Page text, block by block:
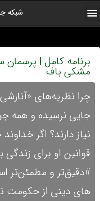
شبکه
مشکی باف
چرا نظریه‌های
جایی نرسیده و همه
نیاز دارند؟ اگر
قوانین او برای
#دقیق‌تر و مطمئن‌تر
های دینی از حکومت